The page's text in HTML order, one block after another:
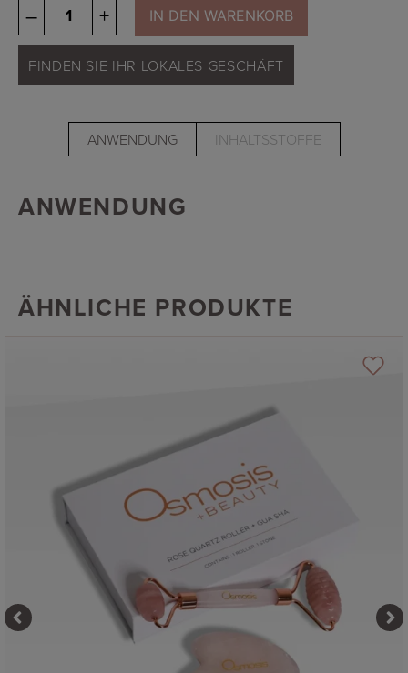
–
Mini
Multi
Tool
Menge
+ IN DEN WARENKORB
FINDEN SIE IHR LOKALES GESCHÄFT
ANWENDUNG INHALTSSTOFFE
ANWENDUNG
ÄHNLICHE PRODUKTE